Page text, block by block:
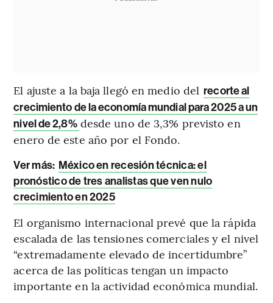
El ajuste a la baja llegó en medio del recorte al
crecimiento de la economía mundial para 2025 a un
nivel de 2,8% desde uno de 3,3% previsto en
enero de este año por el Fondo.
Ver más: México en recesión técnica: el
pronóstico de tres analistas que ven nulo
crecimiento en 2025
El organismo internacional prevé que la rápida
escalada de las tensiones comerciales y el nivel
“extremadamente elevado de incertidumbre”
acerca de las políticas tengan un impacto
importante en la actividad económica mundial.